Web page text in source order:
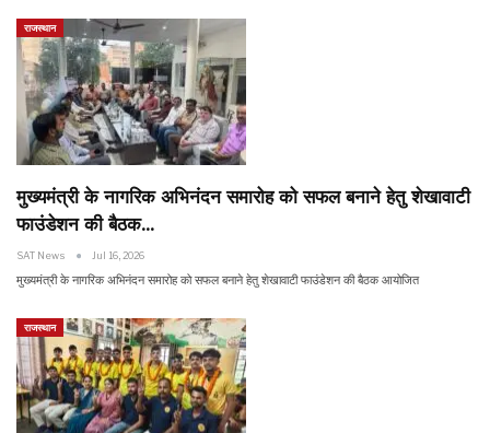
राजस्थान
मुख्यमंत्री के नागरिक अभिनंदन समारोह को सफल बनाने हेतु शेखावाटी
फाउंडेशन की बैठक…
SAT News Jul 16, 2026
मुख्यमंत्री के नागरिक अभिनंदन समारोह को सफल बनाने हेतु शेखावाटी फाउंडेशन की बैठक आयोजित
राजस्थान